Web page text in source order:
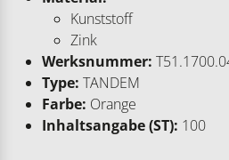
Kunststoff
Zink
Werksnummer:
Type: TANDEM
Farbe: Orange
Inhaltsangabe (ST): 100